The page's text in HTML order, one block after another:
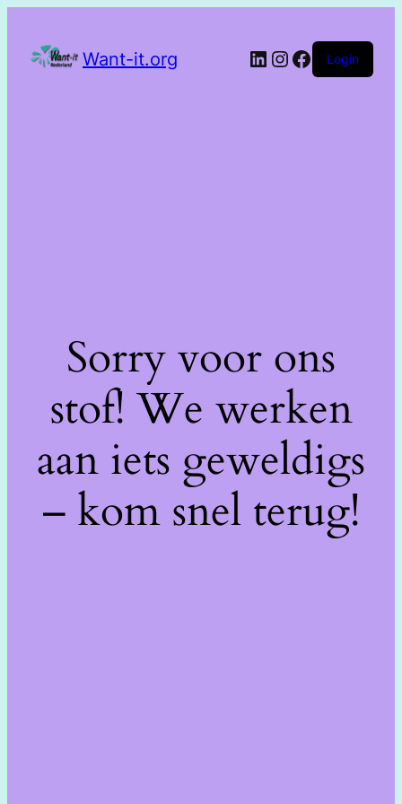
Want-it.org Login
Sorry voor ons
stof! We werken
aan iets geweldigs
– kom snel terug!